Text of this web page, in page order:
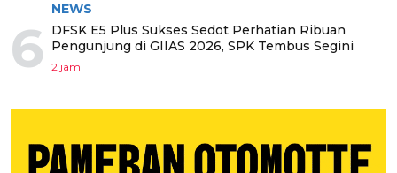
6
NEWS
DFSK E5 Plus Sukses Sedot Perhatian Ribuan
Pengunjung di GIIAS 2026, SPK Tembus Segini
2 jam